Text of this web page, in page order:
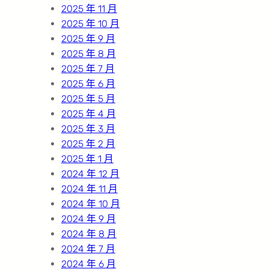
2025 年 11 月
2025 年 10 月
2025 年 9 月
2025 年 8 月
2025 年 7 月
2025 年 6 月
2025 年 5 月
2025 年 4 月
2025 年 3 月
2025 年 2 月
2025 年 1 月
2024 年 12 月
2024 年 11 月
2024 年 10 月
2024 年 9 月
2024 年 8 月
2024 年 7 月
2024 年 6 月